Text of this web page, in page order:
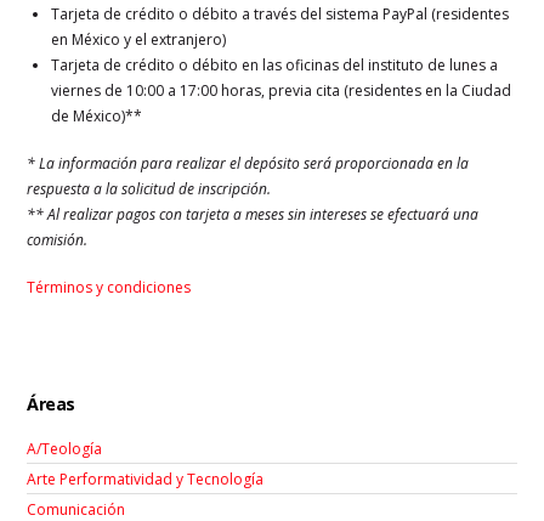
Tarjeta de crédito o débito a través del sistema PayPal (residentes
en México y el extranjero)
Tarjeta de crédito o débito en las oficinas del instituto de lunes a
viernes de 10:00 a 17:00 horas, previa cita (residentes en la Ciudad
de México)**
* La información para realizar el depósito será proporcionada en la
respuesta a la solicitud de inscripción.
** Al realizar pagos con tarjeta a meses sin intereses se efectuará una
comisión.
Términos y condiciones
Áreas
A/Teología
Arte Performatividad y Tecnología
Comunicación